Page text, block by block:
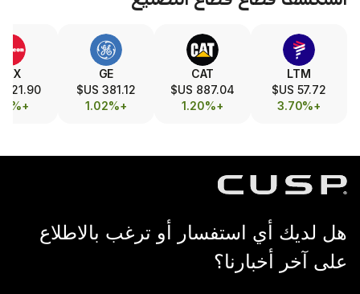
CAT
887.04 US$
+1.20%
GE
381.12 US$
+1.02%
RTX
221.90 US$
+1.61%
US$
+1.81%
استفسار أو ترغب بالاطلاع